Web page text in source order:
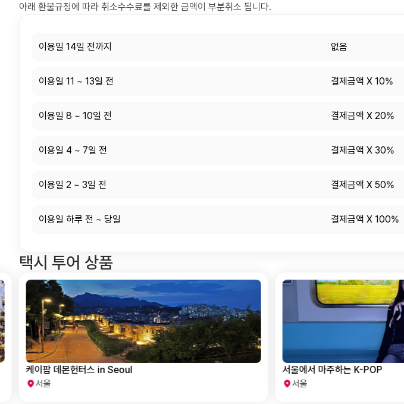
아래 환불규정에 따라 취소수수료를 제외한 금액이 부분취소 됩니다.
이용일 14일 전까지 없음
이용일 11 ~ 13일 전 결제금액 X 10%
이용일 8 ~ 10일 전 결제금액 X 20%
이용일 4 ~ 7일 전 결제금액 X 30%
이용일 2 ~ 3일 전 결제금액 X 50%
이용일 하루 전 ~ 당일 결제금액 X 100%
택시 투어 상품
케이팝 데몬헌터스 in Seoul
서울
서울에서 마주하는 K-POP
서울